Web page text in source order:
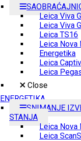
Leica Viva
Leica Viva
Leica TS16
Leica Nova
Energetika
Leica
Leica
Close
ENERGETIKA
SNIMANJE
STANJA
Leica Nova
Leica